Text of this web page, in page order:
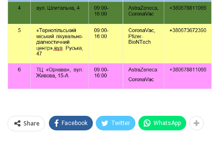
Share Facebook Twitter WhatsApp